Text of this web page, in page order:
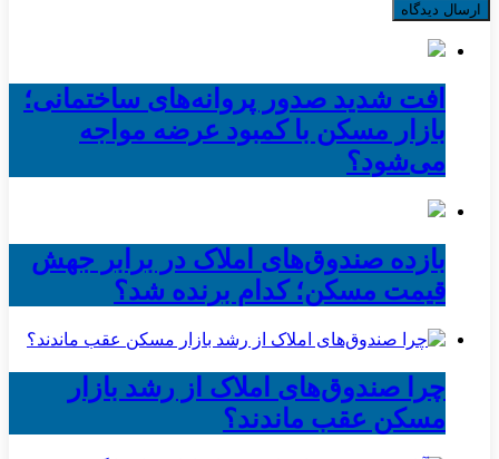
افت شدید صدور پروانه‌های ساختمانی؛
بازار مسکن با کمبود عرضه مواجه
می‌شود؟
بازده صندوق‌های املاک در برابر جهش
قیمت مسکن؛ کدام برنده شد؟
چرا صندوق‌های املاک از رشد بازار
مسکن عقب ماندند؟